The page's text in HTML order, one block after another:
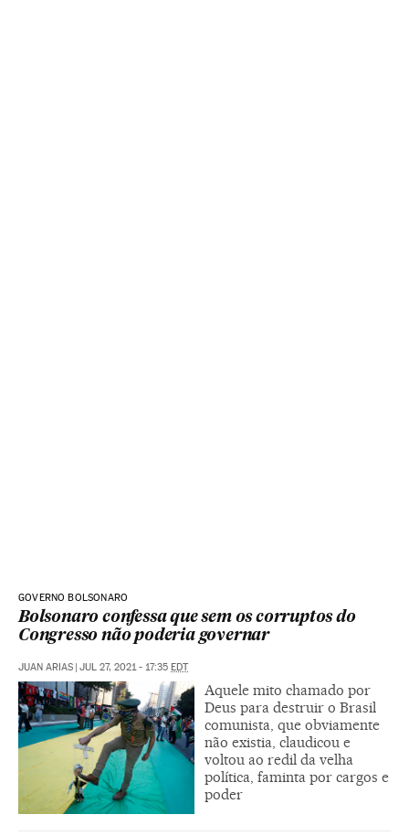
GOVERNO BOLSONARO
Bolsonaro confessa que sem os corruptos do
Congresso não poderia governar
JUAN ARIAS | JUL 27, 2021 - 17:35 EDT
Aquele mito chamado por
Deus para destruir o Brasil
comunista, que obviamente
não existia, claudicou e
voltou ao redil da velha
política, faminta por cargos e
poder